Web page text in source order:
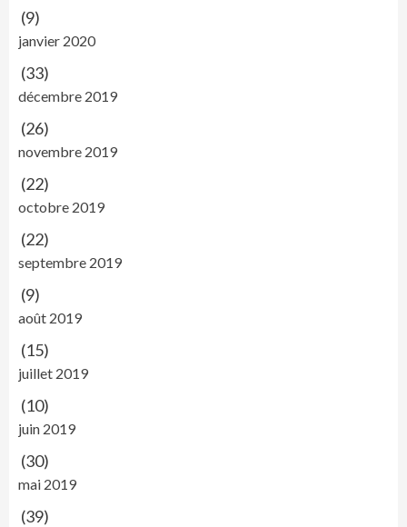
(9)
janvier 2020
(33)
décembre 2019
(26)
novembre 2019
(22)
octobre 2019
(22)
septembre 2019
(9)
août 2019
(15)
juillet 2019
(10)
juin 2019
(30)
mai 2019
(39)